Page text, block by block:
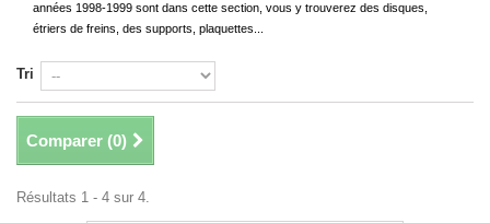
années 1998-1999 sont dans cette section, vous y trouverez des disques,
étriers de freins, des supports, plaquettes...
Tri
Comparer (0)
Résultats 1 - 4 sur 4.